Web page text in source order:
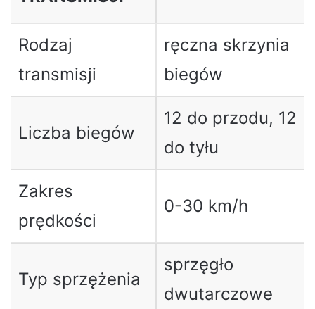
Rodzaj
transmisji
ręczna skrzynia
biegów
Liczba biegów
12 do przodu, 12
do tyłu
Zakres
prędkości
0-30 km/h
Typ sprzężenia
sprzęgło
dwutarczowe